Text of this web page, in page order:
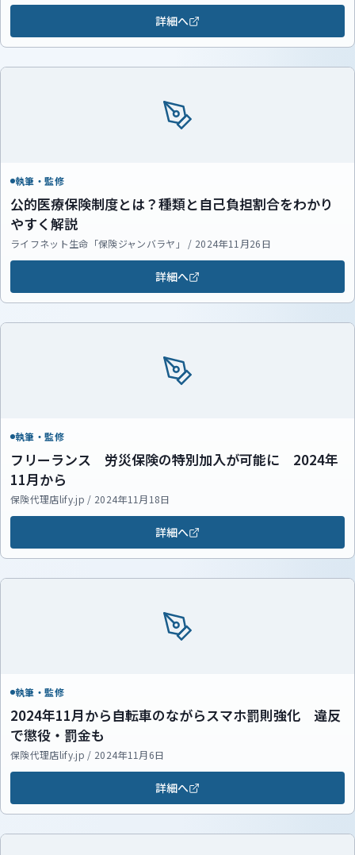
詳細へ
執筆・監修
公的医療保険制度とは？種類と自己負担割合をわかり
やすく解説
ライフネット生命「保険ジャンバラヤ」 / 2024年11月26日
詳細へ
執筆・監修
フリーランス 労災保険の特別加入が可能に 2024年
11月から
保険代理店lify.jp / 2024年11月18日
詳細へ
執筆・監修
2024年11月から自転車のながらスマホ罰則強化 違反
で懲役・罰金も
保険代理店lify.jp / 2024年11月6日
詳細へ